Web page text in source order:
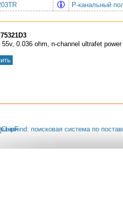
P-канальный
55v, 0.036 ohm, n-channel ultrafet